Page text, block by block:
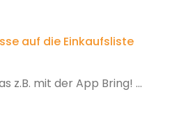
auf die Einkaufsliste
z.B. mit der App Bring! ...